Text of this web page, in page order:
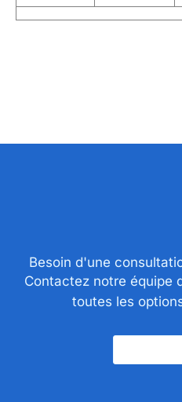
Besoin d'une
Contactez notre équipe
toutes les